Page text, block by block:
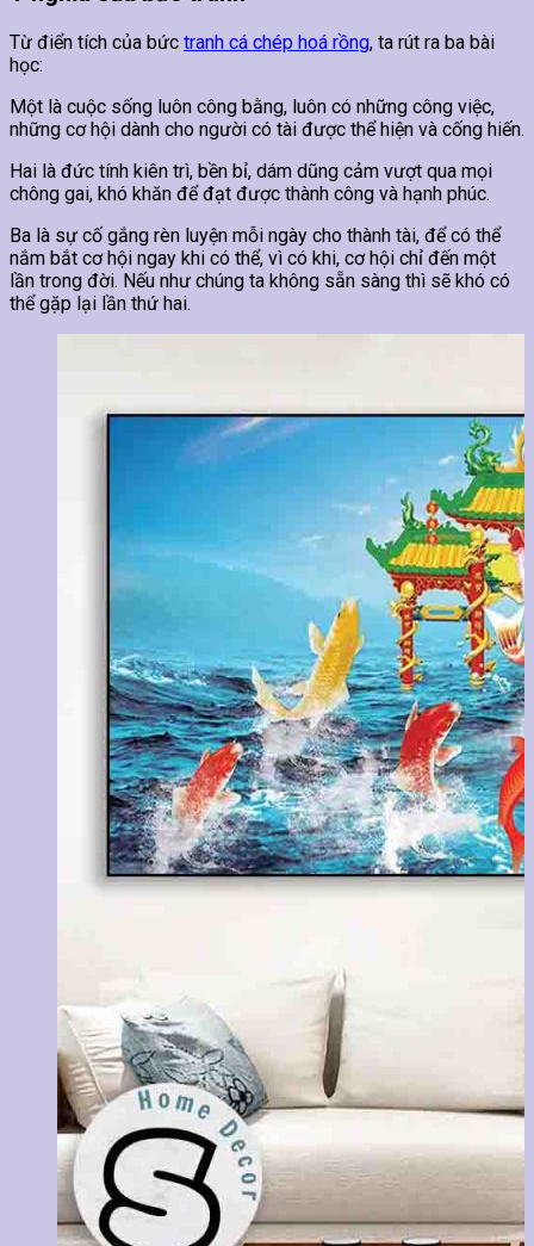
Từ điển tích của bức tranh cá chép hoá rồng, ta rút ra ba bài
học:
Một là cuộc sống luôn công bằng, luôn có những công việc,
những cơ hội dành cho người có tài được thể hiện và cống hiến.
Hai là đức tính kiên trì, bền bỉ, dám dũng cảm vượt qua mọi
chông gai, khó khăn để đạt được thành công và hạnh phúc.
Ba là sự cố gắng rèn luyện mỗi ngày cho thành tài, để có thể
nắm bắt cơ hội ngay khi có thể, vì có khi, cơ hội chỉ đến một
lần trong đời. Nếu như chúng ta không sẵn sàng thì sẽ khó có
thể gặp lại lần thứ hai.